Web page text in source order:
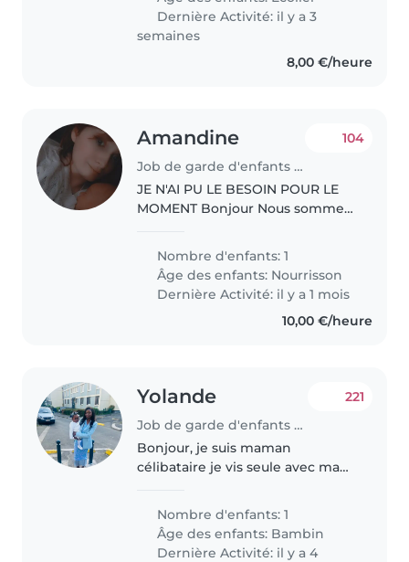
aussi besoin que cette..
Dernière Activité: il y a 3
semaines
8,00 €/heure
Amandine
Job de garde d'enfants à Lille
104
JE N'AI PU LE BESOIN POUR LE
MOMENT Bonjour Nous sommes
de 10 ans, âgés de 27 et 29 ans.
Je suis aide-soignante et mon
conjoint est agent de sécurité...
Nombre d'enfants: 1
Âge des enfants: Nourrisson
Dernière Activité: il y a 1 mois
10,00 €/heure
Yolande
Job de garde d'enfants à Argenteuil
221
Bonjour, je suis maman
célibataire je vis seule avec ma
caisse dont je commence tôt et
finis tard souvent j’ai besoin de
babysitting ou nounou pour..
Nombre d'enfants: 1
Âge des enfants: Bambin
Dernière Activité: il y a 4